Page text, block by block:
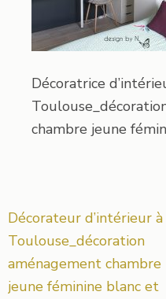
Décoratrice
chambre jeune
Navigation
de
l’article
Décorateur d’intérieur à
Toulouse_décoration
aménagement chambre
jeune féminine blanc et